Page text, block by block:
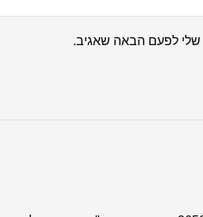
לפעם הבאה שאגיב.